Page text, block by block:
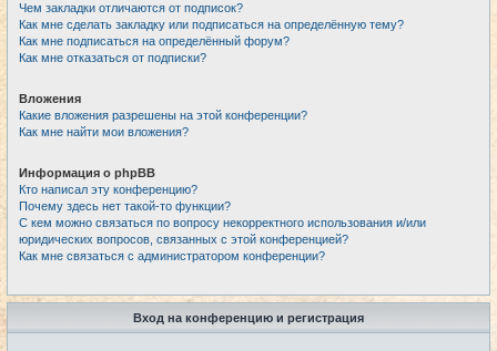
Чем закладки отличаются от подписок?
Как мне сделать закладку или подписаться на определённую тему?
Как мне подписаться на определённый форум?
Как мне отказаться от подписки?
Вложения
Какие вложения разрешены на этой конференции?
Как мне найти мои вложения?
Информация о phpBB
Кто написал эту конференцию?
Почему здесь нет такой-то функции?
С кем можно связаться по вопросу некорректного использования и/или
юридических вопросов, связанных с этой конференцией?
Как мне связаться с администратором конференции?
Вход на конференцию и регистрация